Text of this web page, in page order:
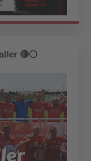
🔴⚪️